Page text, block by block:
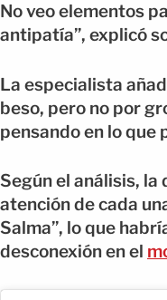
No veo elementos
antipatía”, explicó
La especialista
beso, pero no por
pensando en lo que
Según el análisis, la
atención de cada
Salma”, lo que
desconexión en el